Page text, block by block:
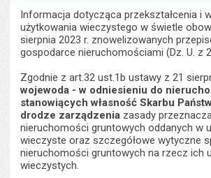
Informacja dotycząca przekształcenia i
użytkowania wieczystego w świetle
sierpnia 2023 r. znowelizowanych
gospodarce nieruchomościami (Dz. U. z
Zgodnie z art.32 ust.1b ustawy z 21
wojewoda - w odniesieniu do
stanowiących własność Skarbu
drodze zarządzenia zasady
nieruchomości gruntowych oddanych w
wieczyste oraz szczegółowe wytyczne
nieruchomości gruntowych na rzecz ich
wieczystych.